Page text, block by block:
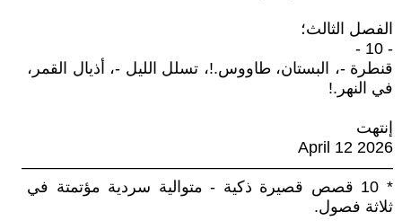
الفصل الثالث؛
- 10 -
قنطرة -، البستان، طاووس.!، تسلل الليل -، أذيال القمر،
في النهر.!
إنتهت
April 12 2026
———————————————————————
* 10 قصص قصيرة ذكية - متوالية سردية مؤتمتة في
ثلاثة فصول.